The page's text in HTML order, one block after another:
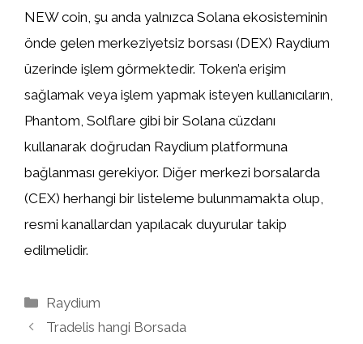
NEW coin, şu anda yalnızca Solana ekosisteminin
önde gelen merkeziyetsiz borsası (DEX) Raydium
üzerinde işlem görmektedir. Token’a erişim
sağlamak veya işlem yapmak isteyen kullanıcıların,
Phantom, Solflare gibi bir Solana cüzdanı
kullanarak doğrudan Raydium platformuna
bağlanması gerekiyor. Diğer merkezi borsalarda
(CEX) herhangi bir listeleme bulunmamakta olup,
resmi kanallardan yapılacak duyurular takip
edilmelidir.
Kategoriler
Raydium
Tradelis hangi Borsada